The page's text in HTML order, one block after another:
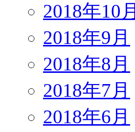
2018年10月
2018年9月
2018年8月
2018年7月
2018年6月